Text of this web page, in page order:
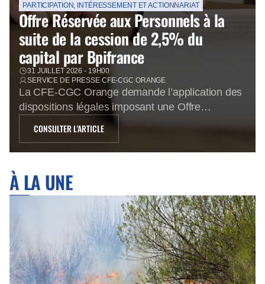
PARTICIPATION, INTÉRESSEMENT ET ACTIONNARIAT
Offre Réservée aux Personnels à la
suite de la cession de 2,5% du
capital par Bpifrance
31 JUILLET 2026 - 19H00
SERVICE DE PRESSE CFE-CGC ORANGE
La CFE-CGC Orange demande l’application des
dispositions légales imposant une Offre
cession de 2,5% du capital par Bpifrance Une
confiance limitée dans l’avenir En cédant 2,5%
Bpifrance prend acte que le cours de bourse
d’Orange a atteint un palier […]
CONSULTER L'ARTICLE
À LA UNE